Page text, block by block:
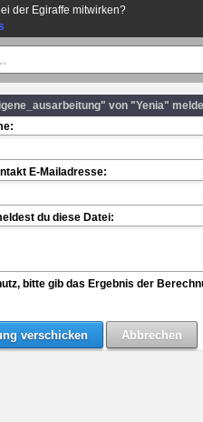
der Egiraffe mitwirken?
von "Yenia"
E-Mailadresse:
du diese Datei:
bitte gib das Ergebnis der